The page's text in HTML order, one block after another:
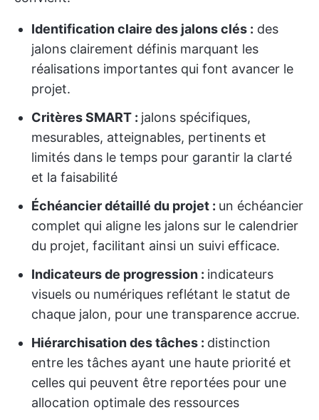
Identification claire des jalons clés : des
jalons clairement définis marquant les
réalisations importantes qui font avancer le
projet.
Critères SMART : jalons spécifiques,
mesurables, atteignables, pertinents et
limités dans le temps pour garantir la clarté
et la faisabilité
Échéancier détaillé du projet : un échéancier
complet qui aligne les jalons sur le calendrier
du projet, facilitant ainsi un suivi efficace.
Indicateurs de progression : indicateurs
visuels ou numériques reflétant le statut de
chaque jalon, pour une transparence accrue.
Hiérarchisation des tâches : distinction
entre les tâches ayant une haute priorité et
celles qui peuvent être reportées pour une
allocation optimale des ressources